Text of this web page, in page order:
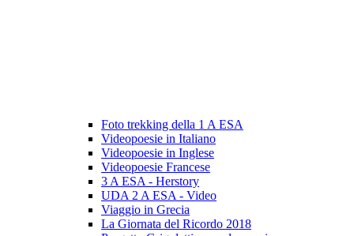
Foto trekking della 1 A ESA
Videopoesie in Italiano
Videopoesie in Inglese
Videopoesie Francese
3 A ESA - Herstory
UDA 2 A ESA - Video
Viaggio in Grecia
La Giornata del Ricordo 2018